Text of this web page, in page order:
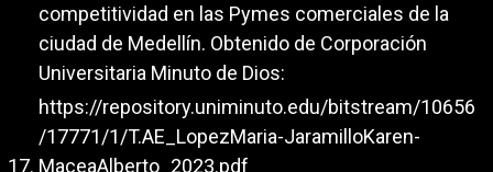
competitividad en las Pymes comerciales de la
ciudad de Medellín. Obtenido de Corporación
Universitaria Minuto de Dios:
https://repository.uniminuto.edu/bitstream/10656
/17771/1/T.AE_LopezMaria-JaramilloKaren-
MaceaAlberto_2023.pdf